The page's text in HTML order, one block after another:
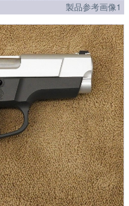
製品参考画像1